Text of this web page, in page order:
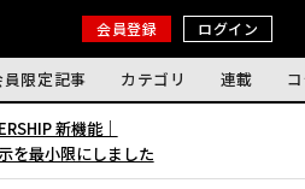
会員登録 ログイン
員限定記事 カテゴリ 連載
新機能｜
を最小限にしました